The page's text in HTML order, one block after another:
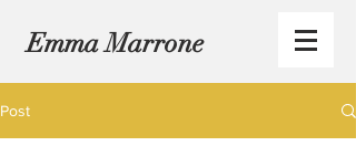
Emma Marrone
Post